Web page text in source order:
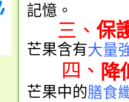
記憶。
三、 保
芒果含有大量
四、 降
芒果中的膳食